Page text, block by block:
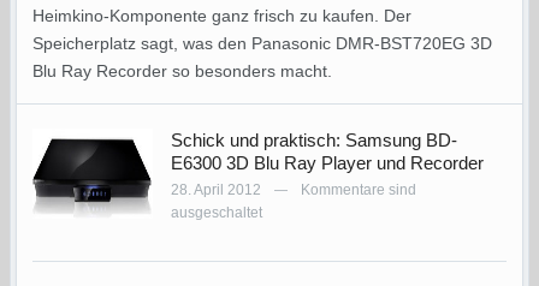
Heimkino-Komponente ganz frisch zu kaufen. Der
Speicherplatz sagt, was den Panasonic DMR-BST720EG 3D
Blu Ray Recorder so besonders macht.
Schick und praktisch: Samsung BD-
E6300 3D Blu Ray Player und Recorder
28. April 2012 —
Kommentare sind
ausgeschaltet